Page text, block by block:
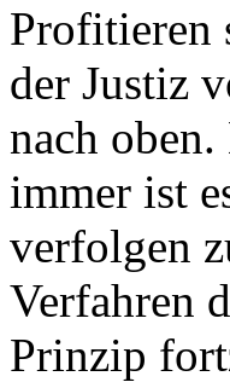
Profitieren
der Justiz
nach
immer ist
verfolgen
Verfahren
Prinzip